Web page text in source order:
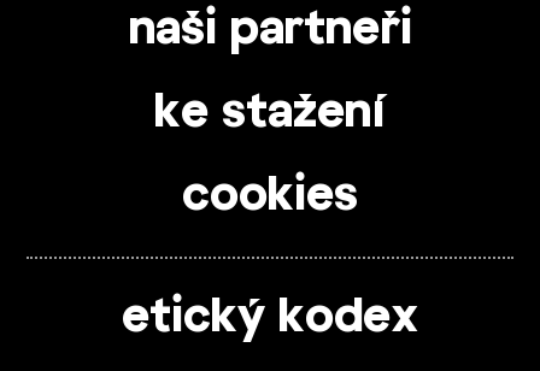
naši partneři
ke stažení
cookies
etický kodex